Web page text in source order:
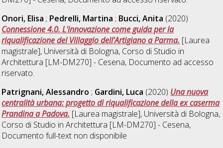
Onori, Elisa ; Pedrelli, Martina ; Bucci, Anita (2020)
Connessione 4.0. L'innovazione come guida per la
riqualificazione del Villaggio dell'Artigiano a Parma. [Laurea
magistrale], Università di Bologna, Corso di Studio in
Architettura [LM-DM270] - Cesena, Documento ad accesso
riservato.
Patrignani, Alessandro ; Gardini, Luca (2020) Una nuova
centralità urbana: progetto di riqualificazione della ex caserma
Prandina a Padova. [Laurea magistrale], Università di Bologna,
Corso di Studio inArchitettura [LM-DM270] - Cesena,
Documento full-text non disponibile